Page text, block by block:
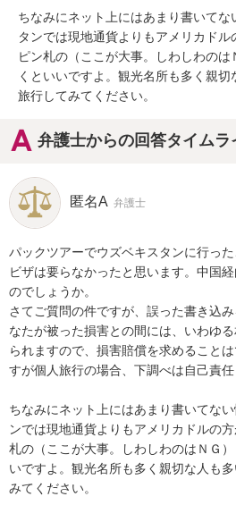
ちなみにネット上にはあまり書いてな
タンでは現地通貨よりもアメリカドル
ピン札の（ここが大事。しわしわの
くといいですよ。観光名所も多く親
旅行してみてください。
弁護士からの回答タイムラ
匿名A 弁護士
パックツアーでウズベキスタンに行っ
ビザは要らなかったと思います。中国
のでしょうか。
さてご質問の件ですが、誤った書き込
なたが被った損害との間には、いわゆ
られますので、損害賠償を求めること
すが個人旅行の場合、下調べは自己責任
ちなみにネット上にはあまり書いてな
ンでは現地通貨よりもアメリカドルの
札の（ここが大事。しわしわのはＮＧ
いですよ。観光名所も多く親切な人も
みてください。